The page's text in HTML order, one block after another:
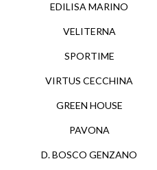
EDILISA MARINO
VELITERNA
SPORTIME
VIRTUS CECCHINA
GREEN HOUSE
PAVONA
D. BOSCO GENZANO